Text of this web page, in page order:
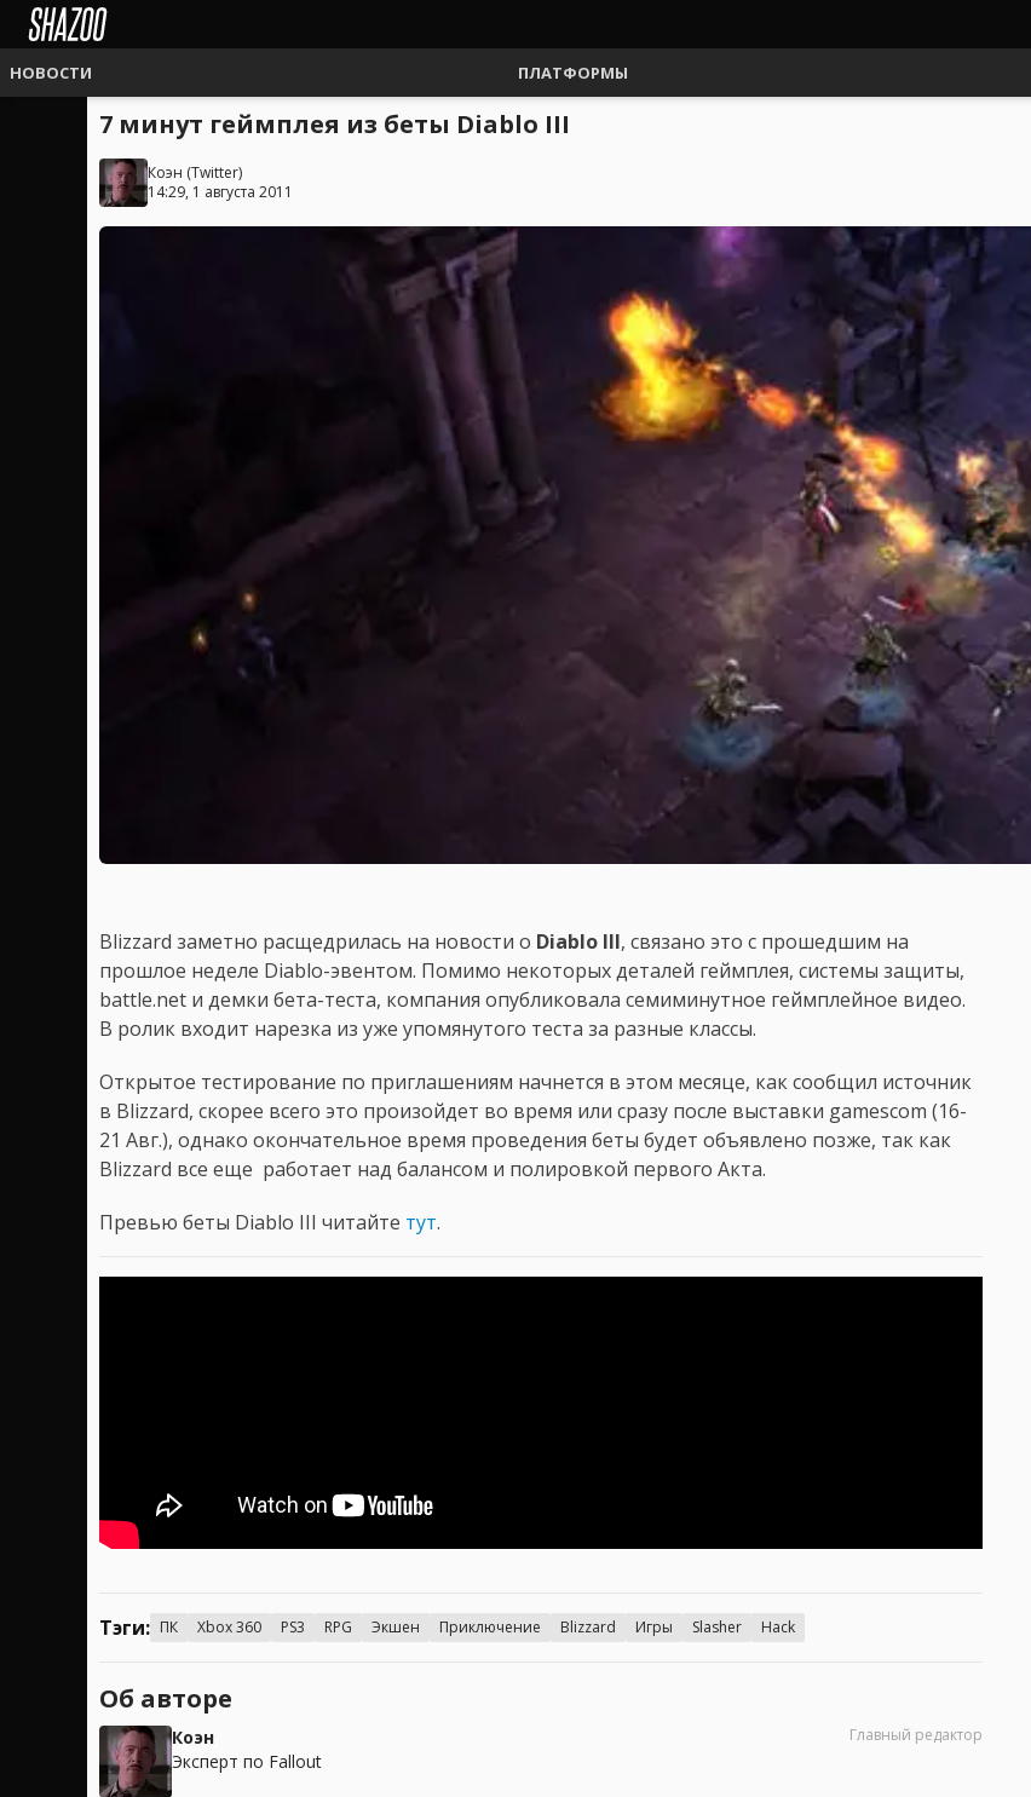
НОВОСТИ ПЛАТФОРМЫ
7 минут геймплея из беты Diablo III
Коэн (Twitter)
14:29, 1 августа 2011
Blizzard заметно расщедрилась на новости о Diablo III, связано это с прошедшим на
прошлое неделе Diablo-эвентом. Помимо некоторых деталей геймплея, системы защиты,
battle.net и демки бета-теста, компания опубликовала семиминутное геймплейное видео.
В ролик входит нарезка из уже упомянутого теста за разные классы.
Открытое тестирование по приглашениям начнется в этом месяце, как сообщил источник
в Blizzard, скорее всего это произойдет во время или сразу после выставки gamescom (16-
21 Авг.), однако окончательное время проведения беты будет объявлено позже, так как
Blizzard все еще работает над балансом и полировкой первого Акта.
Превью беты Diablo III читайте тут.
Тэги: ПК Xbox 360 PS3 RPG Экшен Приключение Blizzard Игры Slasher Hack
Об авторе
Коэн
Эксперт по Fallout
Главный редактор